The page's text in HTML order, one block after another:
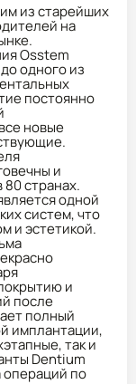
из старейших
на
Osstem
одного из
постоянно
новые
и
странах.
одной
систем, что
и эстетикой.
и
после
полный
имплантации,
так и
Dentium
операций по